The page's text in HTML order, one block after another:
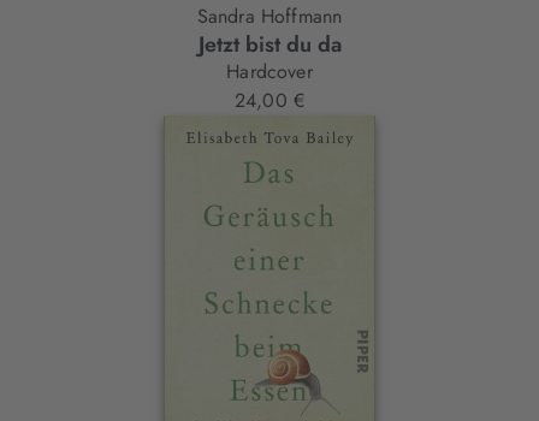
Sandra Hoffmann
Jetzt bist du da
Hardcover
24,00 €